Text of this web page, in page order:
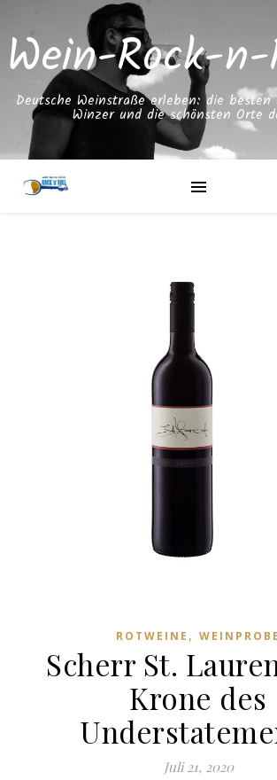
Wein-Rock-
Deutsche Weinstraße erleben: die besten
Winzer und die schönsten Orte
ROTWEINE , WEINPROBE
Scherr St.
Krone des
Juli 21, 2020